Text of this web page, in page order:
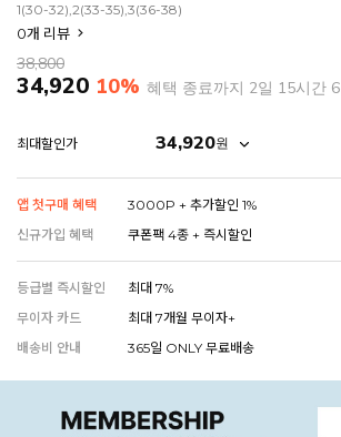
EVERY, SAY
1(30-32),2(33-35),3(36-38)
0개 리뷰
38,800
34,920 10% 혜택 종료까지 2일 15시간
최대할인가 34,920원
앱 첫구매 혜택 3000P + 추가할인 1%
신규가입 혜택
쿠폰팩 4종 + 즉시할인
등급별 즉시할인
최대 7%
무이자 카드
최대 7개월 무이자+
배송비 안내
365일 ONLY 무료배송